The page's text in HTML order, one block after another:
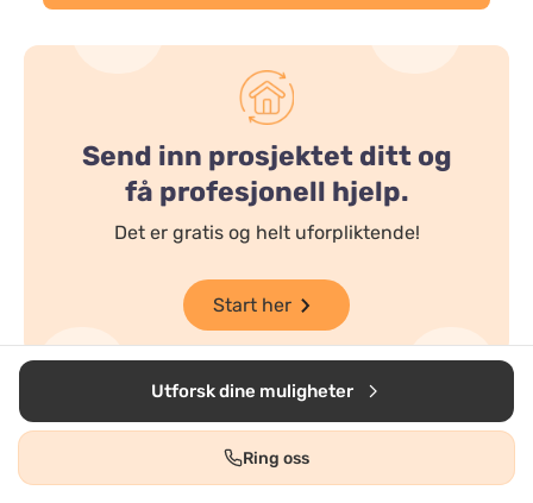
Send inn prosjektet ditt og
få profesjonell hjelp.
Det er gratis og helt uforpliktende!
Start her
Utforsk dine muligheter
Ring oss